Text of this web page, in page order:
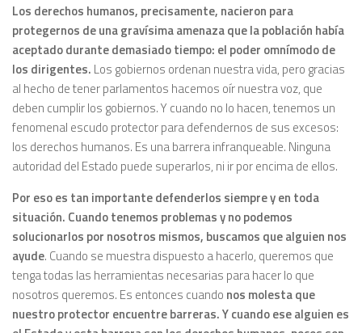
Los derechos humanos, precisamente, nacieron para
protegernos de una gravísima amenaza que la población había
aceptado durante demasiado tiempo: el poder omnímodo de
los dirigentes. Los gobiernos ordenan nuestra vida, pero gracias
al hecho de tener parlamentos hacemos oír nuestra voz, que
deben cumplir los gobiernos. Y cuando no lo hacen, tenemos un
fenomenal escudo protector para defendernos de sus excesos:
los derechos humanos. Es una barrera infranqueable. Ninguna
autoridad del Estado puede superarlos, ni ir por encima de ellos.
Por eso es tan importante defenderlos siempre y en toda
situación. Cuando tenemos problemas y no podemos
solucionarlos por nosotros mismos, buscamos que alguien nos
ayude. Cuando se muestra dispuesto a hacerlo, queremos que
tenga todas las herramientas necesarias para hacer lo que
nosotros queremos. Es entonces cuando nos molesta que
nuestro protector encuentre barreras. Y cuando ese alguien es